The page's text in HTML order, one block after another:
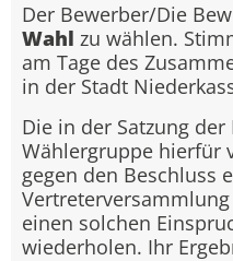
Der Bewerber/Die
Wahl zu wählen.
am Tage des
in der Stadt
Die in der Satzung
Wählergruppe hierfür
gegen den Beschluss
einen solchen
wiederholen. Ihr